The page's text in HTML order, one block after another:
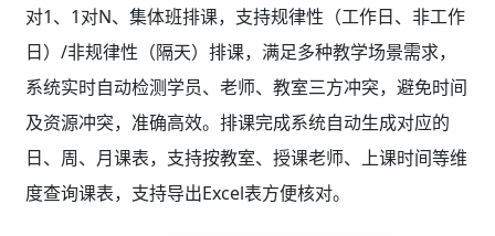
对1、1对N、集体班排课，支持规律性（工作日、非工作
日）/非规律性（隔天）排课，满足多种教学场景需求，
系统实时自动检测学员、老师、教室三方冲突，避免时间
及资源冲突，准确高效。排课完成系统自动生成对应的
日、周、月课表，支持按教室、授课老师、上课时间等维
度查询课表，支持导出Excel表方便核对。